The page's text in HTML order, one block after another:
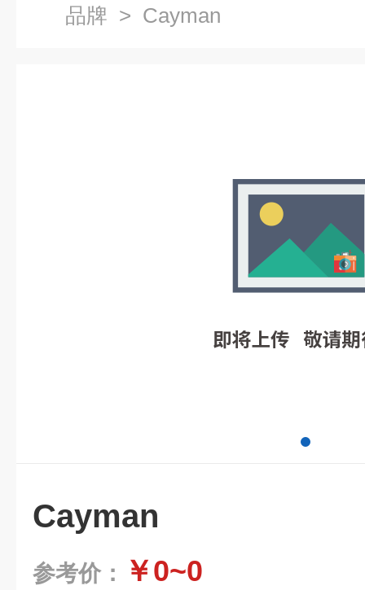
品牌 > Cayman
Cayman
参考价： ￥0~0